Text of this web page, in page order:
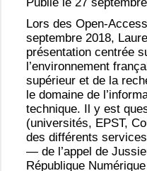
Lors des Open-
septembre 2018,
présentation centrée
l’environnement
supérieur et de la
le domaine de
technique. Il y est
(universités, EPST,
des différents
— de l’appel de
République